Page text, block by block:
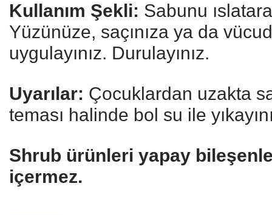
Kullanım Şekli: Sabunu
Yüzünüze, saçınıza ya da
uygulayınız. Durulayınız.
Uyarılar: Çocuklardan uzakta
teması halinde bol su ile
Shrub ürünleri yapay
içermez.